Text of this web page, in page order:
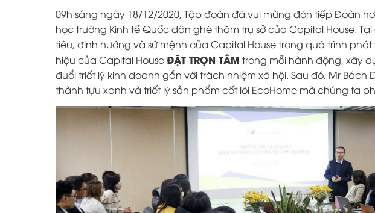
09h sáng ngày 18/12/2020, Tập đoàn đã vui mừng đón tiếp Đoàn
học trường Kinh tế Quốc dân ghé thăm trụ sở của Capital House.
tiêu, định hướng và sứ mệnh của Capital House trong quá trình
hiệu của Capital HouseĐẶT TRỌN TÂM trong mỗi hành động, xây
đuổi triết lý kinh doanh gắn với trách nhiệm xã hội. Sau đó, Mr
thành tựu xanh và triết lý sản phẩm cốt lõi EcoHome mà chúng ta